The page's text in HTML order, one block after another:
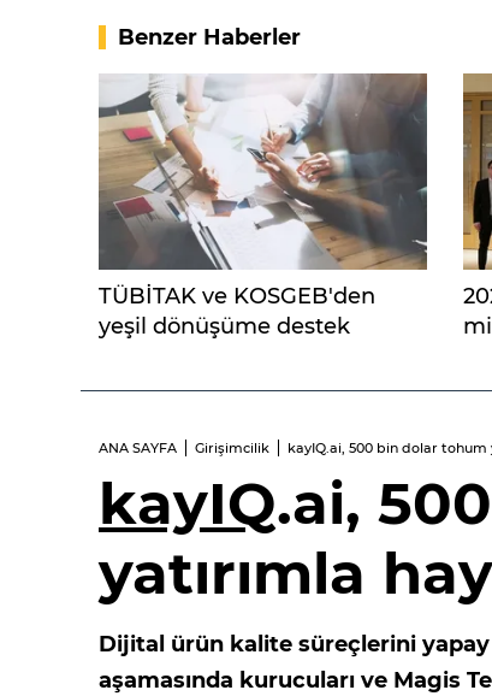
Benzer Haberler
TÜBİTAK ve KOSGEB'den
yeşil dönüşüme destek
ANA SAYFA Girişimcilik kayIQ.ai, 500 bin dolar tohum
kayIQ.ai,
yatırımla
Dijital ürün kalite süreçlerini
aşamasında kurucuları ve Magis